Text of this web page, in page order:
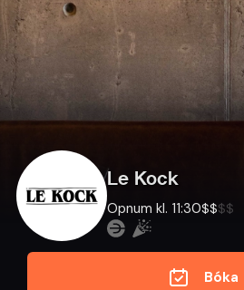
Le Kock
Opnum kl. 11:30$$$$
Bóka